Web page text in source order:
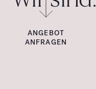
ANGEBOT
ANFRAGEN